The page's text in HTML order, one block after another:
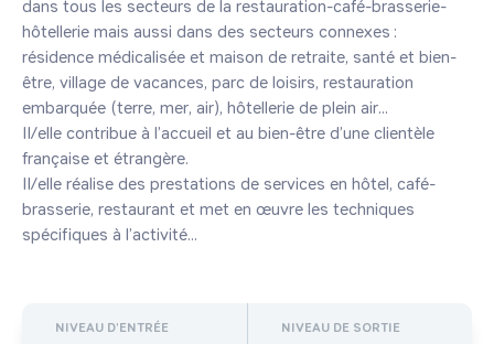
dans tous les secteurs de la restauration-café-brasserie-
hôtellerie mais aussi dans des secteurs connexes :
résidence médicalisée et maison de retraite, santé et bien-
être, village de vacances, parc de loisirs, restauration
embarquée (terre, mer, air), hôtellerie de plein air...
Il/elle contribue à l’accueil et au bien-être d’une clientèle
française et étrangère.
Il/elle réalise des prestations de services en hôtel, café-
brasserie, restaurant et met en œuvre les techniques
spécifiques à l’activité...
NIVEAU D'ENTRÉE NIVEAU DE SORTIE